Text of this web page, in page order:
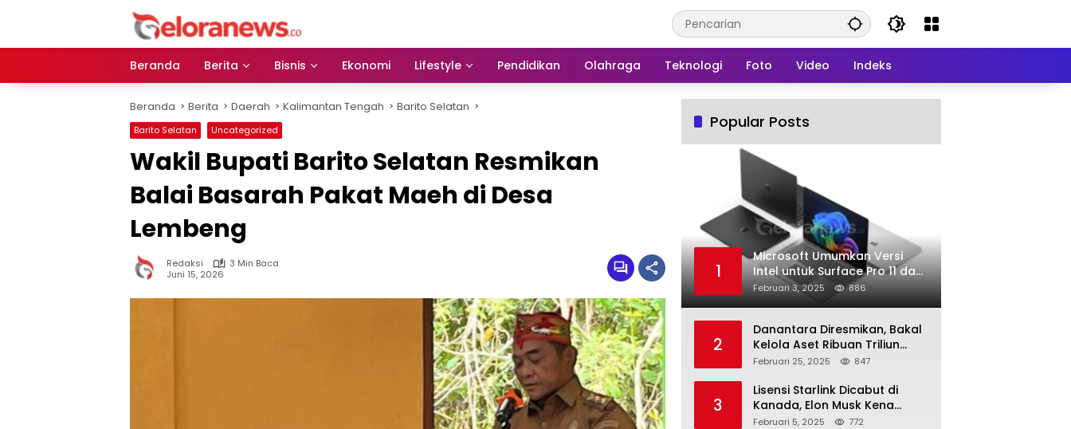
Beranda
Berita Bisnis Ekonomi Lifestyle Pendidikan Olahraga Teknologi Foto Video Indeks
Beranda Berita Daerah Kalimantan Tengah Barito Selatan
Barito Selatan Uncategorized
Wakil Bupati Barito Selatan Resmikan
Balai Basarah Pakat Maeh di Desa
Lembeng
Redaksi
3 Min Baca
Juni 15, 2026
Popular Posts
1
Microsoft Umumkan Versi
Intel untuk Surface Pro 11 dan
Surface Laptop 7
Februari 3, 2025 886
2
Danantara Diresmikan, Bakal
Kelola Aset Ribuan Triliun
Rupiah dari 7 BUMN
Februari 25, 2025 847
3
Lisensi Starlink Dicabut di
Kanada, Elon Musk Kena
Imbas ‘Perang Dagang’
Februari 5, 2025 772